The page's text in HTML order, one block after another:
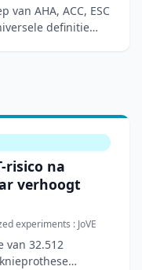
AHA, ACC, ESC
definitie
risico na
verhoogt
experiments : JoVE
van 32.512